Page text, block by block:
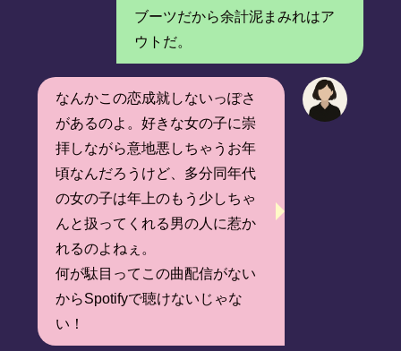
ブーツだから余計泥まみれはア
ウトだ。
なんかこの恋成就しないっぽさ
があるのよ。好きな女の子に崇
拝しながら意地悪しちゃうお年
頃なんだろうけど、多分同年代
の女の子は年上のもう少しちゃ
んと扱ってくれる男の人に惹か
れるのよねぇ。
何が駄目ってこの曲配信がない
からSpotifyで聴けないじゃな
い！